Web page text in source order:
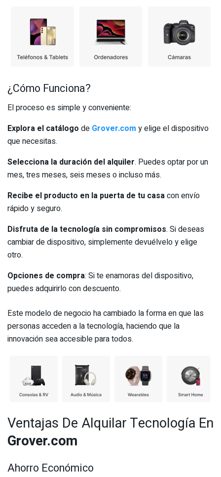
¿Cómo Funciona?
El proceso es simple y conveniente:
Explora el catálogo de Grover.com y elige el dispositivo
que necesitas.
Selecciona la duración del alquiler. Puedes optar por un
mes, tres meses, seis meses o incluso más.
Recibe el producto en la puerta de tu casacon envío
rápido y seguro.
Disfruta de la tecnología sin compromisos. Si deseas
cambiar de dispositivo, simplemente devuélvelo y elige
otro.
Opciones de compra: Si te enamoras del dispositivo,
puedes adquirirlo con descuento.
Este modelo de negocio ha cambiado la forma en que las
personas acceden a la tecnología, haciendo que la
innovación sea accesible para todos.
Ventajas De Alquilar Tecnología En
Grover.com
Ahorro Económico